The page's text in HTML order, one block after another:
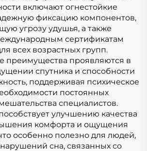
включают огнестойкие
фиксацию компонентов,
угрозу удушья, а также
сертификатам
всех возрастных групп.
преимущества проявляются в
спутника и способности
поддерживая психическое
постоянных
специалистов.
улучшению качества
комфорта и ощущения
особенно полезно для людей,
сна, связанных со